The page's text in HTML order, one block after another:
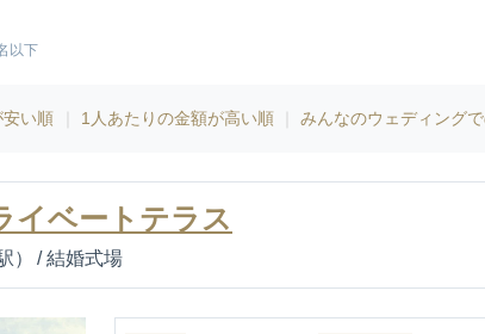
以下
い順 1人あたりの金額が高い順 みんなのウェディング
イベートテラス
） / 結婚式場